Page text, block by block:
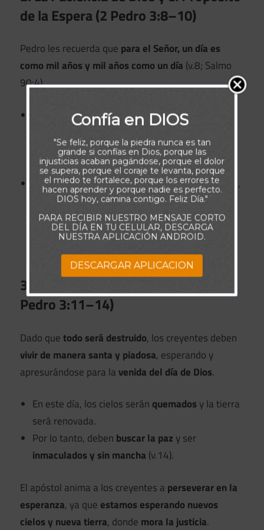
de la Espera (2 Pedro 3:8–10)
Pedro les recuerda que para el Señor, un día es
como mil años y mil años como un día (v.8; Salmo
90:4).
La demora en la segunda venida de Cristo no es
porque Élno quiere que ninguno perezca, sino
que todos lleguen al arrepentimiento (v.9).
Sin embargo,el día del Señor vendráde repente,
como un ladrón en la noche.Los cielos se
desvanecerán, la tierra será consumida por el
fuego, ytodo lo hecho en ella será quemado
3. El Llamado a Vivir Santamente (2
Pedro 3:11–14)
Dado quetodo será destruido, los creyentes deben
vivir de manera santa y piadosa, esperando y
apresurándose para lavenida del día de Dios.
En este día, los cielos serán quemados y la tierra
será renovada.
Por lo tanto, deben buscar la paz y ser
inmaculados y sin mancha (v.14).
El apóstol anima a los creyentes a perseverar en la
esperanza, ya que estamos esperando nuevos
cielos y nueva tierra, donde mora la justicia.
Confía en DIOS
"Se feliz, porque la piedra nunca es tan
grande si confías en Dios, porque las
injusticias acaban pagándose, porque el dolor
se supera, porque el coraje te levanta, porque
el miedo te fortalece, porque los errores te
hacen aprender y porque nadie es perfecto.
DIOS hoy, camina contigo. Feliz Día."
PARA RECIBIR NUESTRO MENSAJE CORTO
DEL DÍA EN TU CELULAR, DESCARGA
NUESTRA APLICACIÓN ANDROID.
DESCARGAR APLICACION